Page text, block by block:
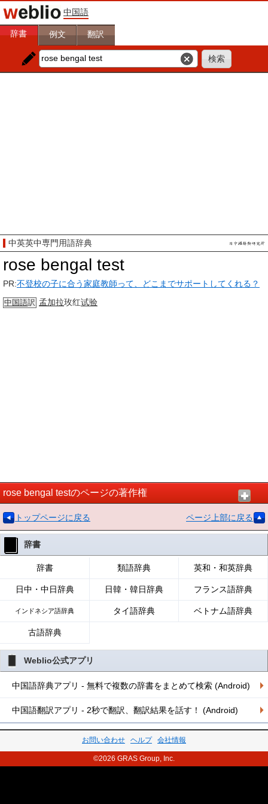
中国語
辞書 例文 翻訳
中英英中専門用語辞典
rose bengal test
PR:不登校の子に合う家庭教師って、どこまでサポートしてくれる？
中国語訳 孟加拉玫红试验
rose bengal testのページの著作権
トップページに戻る ページ上部に戻る
辞書
辞書 類語辞典 英和・和英辞典
日中・中日辞典 日韓・韓日辞典 フランス語辞典
インドネシア語辞典 タイ語辞典 ベトナム語辞典
古語辞典
Weblio公式アプリ
中国語辞典アプリ - 無料で複数の辞書をまとめて検索 (Android)
中国語翻訳アプリ - 2秒で翻訳、翻訳結果を話す！ (Android)
お問い合わせ ヘルプ 会社情報
©2026 GRAS Group, Inc.